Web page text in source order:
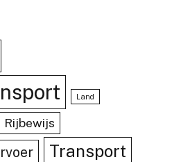
Land
Rijbewijs
Transport